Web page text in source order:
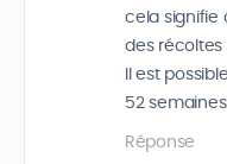
cela signifie
des récoltes
Il est
52
Réponse